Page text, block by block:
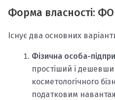
Форма власності:
Існує два основних
Фізична особа-
простіший і
косметологічного
податковим